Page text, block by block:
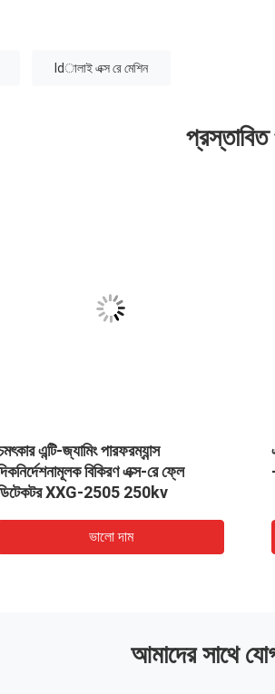
ldালাই এক্স রে মেশিন
এন্টি-জ্যামিং পারফরম্যান্স
বিকিরণ এক্স-রে ফ্লে
XXG-2505 250kv
ভালো দাম
আমাদের সাথে